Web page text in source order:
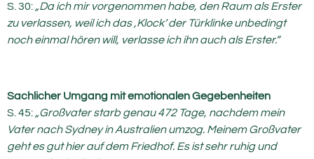
S. 30: „Da ich mir vorgenommen habe, den Raum als Erster
zu verlassen, weil ich das ‚Klock‘ der Türklinke unbedingt
noch einmal hören will, verlasse ich ihn auch als Erster.“
Sachlicher Umgang mit emotionalen Gegebenheiten
S. 45: „Großvater starb genau 472 Tage, nachdem mein
Vater nach Sydney in Australien umzog. Meinem Großvater
geht es gut hier auf dem Friedhof. Es ist sehr ruhig und